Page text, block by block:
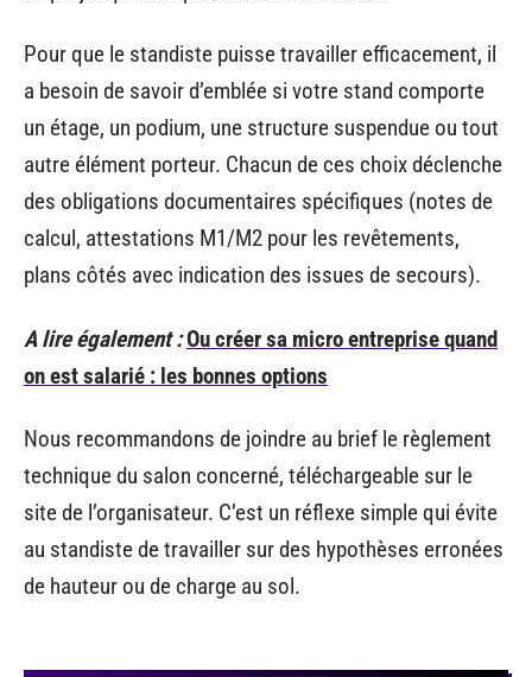
Pour que le standiste puisse travailler efficacement, il
a besoin de savoir d’emblée si votre stand comporte
un étage, un podium, une structure suspendue ou tout
autre élément porteur. Chacun de ces choix déclenche
des obligations documentaires spécifiques (notes de
calcul, attestations M1/M2 pour les revêtements,
plans côtés avec indication des issues de secours).
A lire également :Ou créer sa micro entreprise quand
on est salarié : les bonnes options
Nous recommandons de joindre au brief le règlement
technique du salon concerné, téléchargeable sur le
site de l’organisateur. C’est un réflexe simple qui évite
au standiste de travailler sur des hypothèses erronées
de hauteur ou de charge au sol.